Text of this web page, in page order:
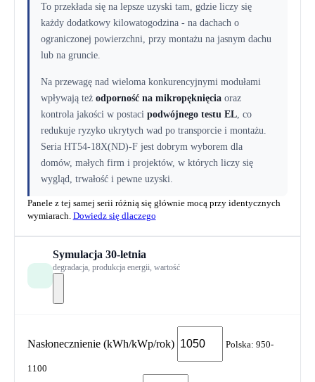
To przekłada się na lepsze uzyski tam, gdzie liczy się
każdy dodatkowy kilowatogodzina - na dachach o
ograniczonej powierzchni, przy montażu na jasnym dachu
lub na gruncie.
Na przewagę nad wieloma konkurencyjnymi modułami
wpływają też odporność na mikropęknięciaoraz
kontrola jakości w postaci podwójnego testu EL, co
redukuje ryzyko ukrytych wad po transporcie i montażu.
Seria HT54-18X(ND)-F jest dobrym wyborem dla
domów, małych firm i projektów, w których liczy się
wygląd, trwałość i pewne uzyski.
Panele z tej samej serii różnią się głównie mocą przy identycznych
wymiarach. Dowiedz się dlaczego
Symulacja 30-letnia
degradacja, produkcja energii, wartość
Nasłonecznienie (kWh/kWp/rok) Polska: 950-
1100